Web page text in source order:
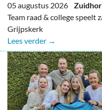
05 augustus 2026
Team raad & college speelt
Grijpskerk
Lees verder →